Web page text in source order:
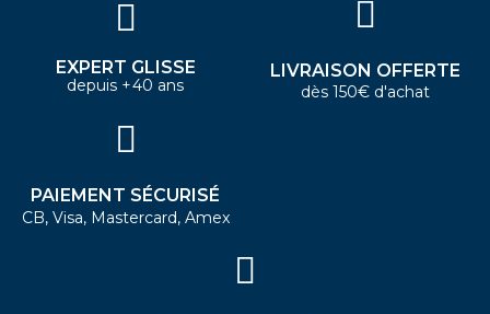
EXPERT GLISSE
depuis +40 ans
LIVRAISON OFFERTE
dès 150€ d'achat
PAIEMENT SÉCURISÉ
CB, Visa, Mastercard, Amex